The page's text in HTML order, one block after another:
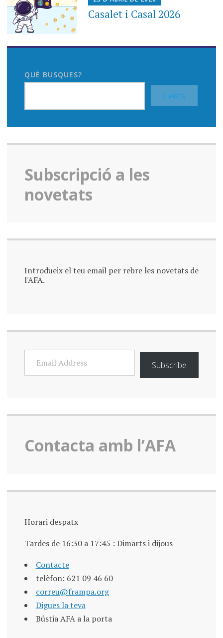
Casalet i Casal 2026
QUÈ BUSQUES?
Cerca
Subscripció a les
novetats
Introdueix el teu email per rebre les novetats de
l'AFA.
EMAIL
ADDRESS
Subscribe
Contacta amb l’AFA
Horari despatx
Tardes de 16:30 a 17:45 : Dimarts i dijous
Contacte
telèfon: 621 09 46 60
correu@frampa.org
Digues la teva
Bústia AFA a la porta